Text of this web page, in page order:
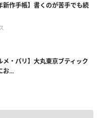
新作手帳】書くのが苦手でも続
メ・パリ】大丸東京ブティック
お...